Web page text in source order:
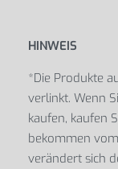
HINWEIS
*Die Produkte
verlinkt. Wenn
kaufen, kaufen
bekommen
verändert sich